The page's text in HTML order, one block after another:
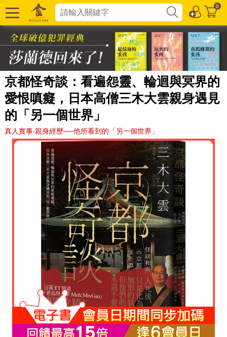
0
京都怪奇談：看遍怨靈、輪迴與冥界的
愛恨嗔癡，日本高僧三木大雲親身遇見
的「另一個世界」
真人實事‧親身經歷──他所看到的「另一個世界」